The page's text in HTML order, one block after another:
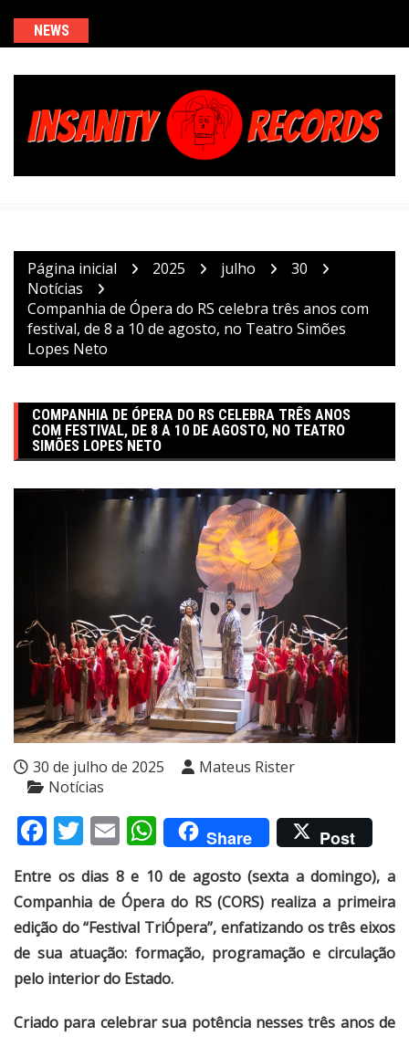
o
NEWS
Página inicial 2025 julho
30
Notícias
Companhia de Ópera do RS celebra três anos com
festival, de 8 a 10 de agosto, no Teatro Simões
Lopes Neto
COMPANHIA DE ÓPERA DO RS CELEBRA TRÊS ANOS
COM FESTIVAL, DE 8 A 10 DE AGOSTO, NO TEATRO
SIMÕES LOPES NETO
30 de julho de 2025
Mateus Rister
Notícias
Facebook
Twitter
EmailWhatsApp
Share Post
Entre os dias 8 e 10 de agosto (sexta a domingo), a
Companhia de Ópera do RS (CORS) realiza a primeira
edição do “Festival TriÓpera”, enfatizando os três eixos
de sua atuação: formação, programação e circulação
pelo interior do Estado.
Criado para celebrar sua potência nesses três anos de